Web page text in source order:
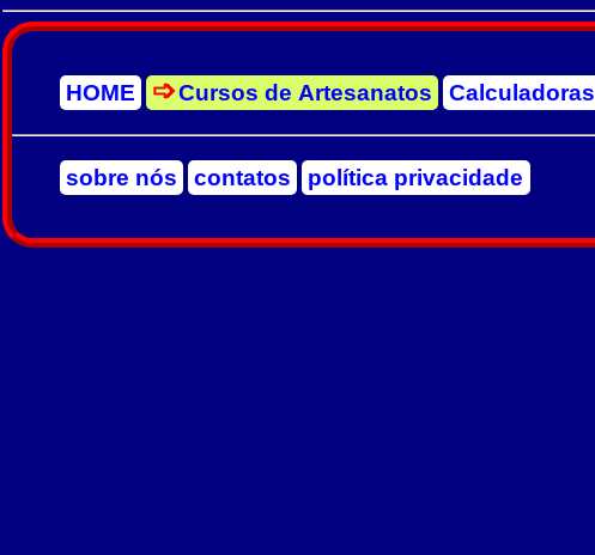
HOME Cursos de Artesanatos Calculadoras
sobre nós contatos política privacidade